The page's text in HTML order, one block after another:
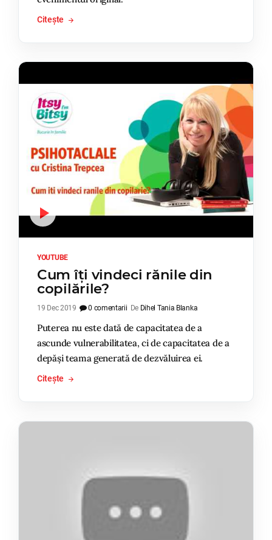
Citește
YOUTUBE
Cum îți vindeci rănile din
copilările?
19 Dec 2019 0 comentarii De Dihel Tania Blanka
Puterea nu este dată de capacitatea de a
ascunde vulnerabilitatea, ci de capacitatea de a
depăși teama generată de dezvăluirea ei.
Citește